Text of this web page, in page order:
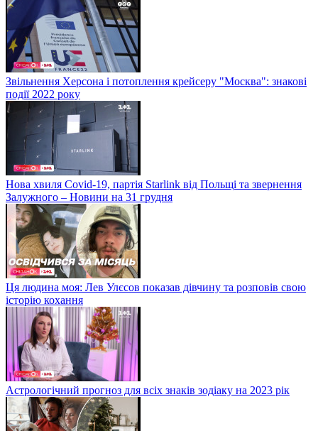
Звільнення Херсона і потоплення крейсеру "Москва": знакові
події 2022 року
Нова хвиля Covid-19, партія Starlink від Польщі та звернення
Залужного – Новини на 31 грудня
Ця людина моя: Лев Улєсов показав дівчину та розповів свою
історію кохання
Астрологічний прогноз для всіх знаків зодіаку на 2023 рік